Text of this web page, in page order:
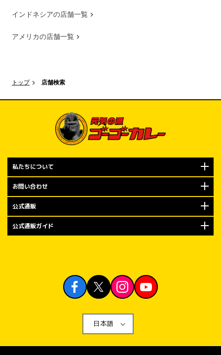
トップ 店舗検索
インドネシアの店舗一覧
アメリカの店舗一覧
私たちについて
お問い合わせ
公式通販
公式通販ガイド
日本語